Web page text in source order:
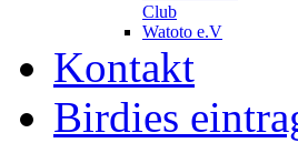
Club
Watoto e.V
Kontakt
Birdies